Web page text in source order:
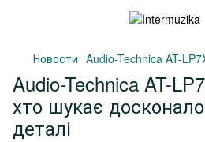
Новости Audio-Technica AT-
Audio-Technica AT-
хто шукає
деталі